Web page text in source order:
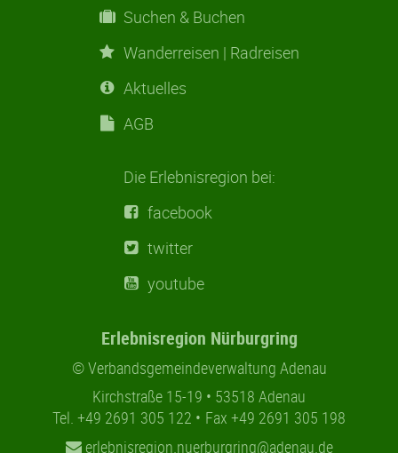
Erlebnisregion Nürburgring
© Verbandsgemeindeverwaltung Adenau
Kirchstraße 15-19
53518 Adenau
Tel. +49 2691 305 122
Fax +49 2691 305 198
erlebnisregion.nuerburgring@adenau.de
Suchen & Buchen
Wanderreisen | Radreisen
Aktuelles
AGB
Die Erlebnisregion bei:
facebook
twitter
youtube